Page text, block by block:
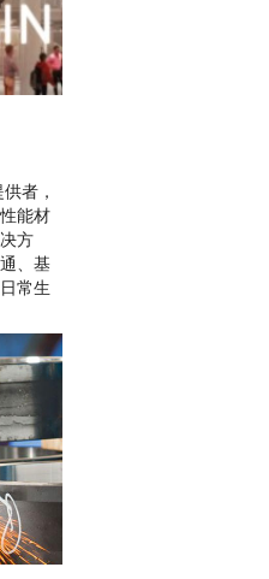
者，
能材
方
、基
常生